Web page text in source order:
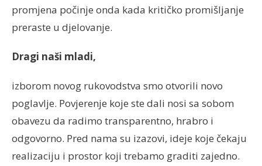
promjena počinje onda kada kritičko promišljanje
preraste u djelovanje.
Dragi naši mladi,
izborom novog rukovodstva smo otvorili novo
poglavlje. Povjerenje koje ste dali nosi sa sobom
obavezu da radimo transparentno, hrabro i
odgovorno. Pred nama su izazovi, ideje koje čekaju
realizaciju i prostor koji trebamo graditi zajedno.